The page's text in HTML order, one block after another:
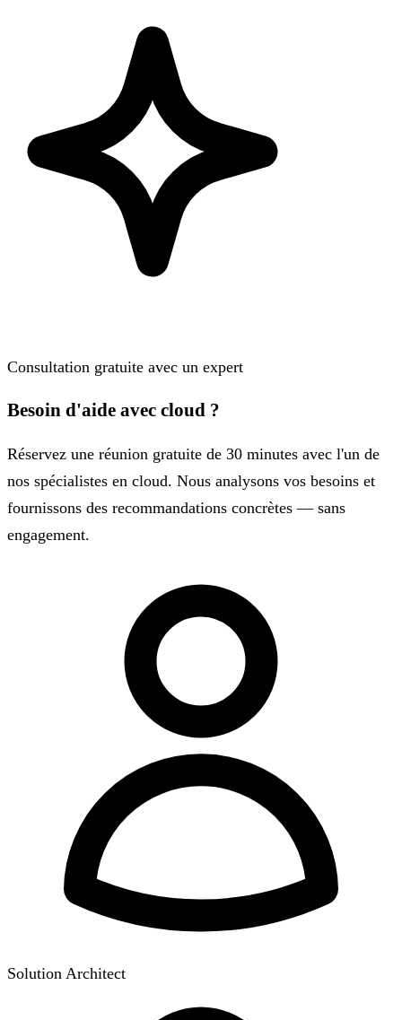
Consultation gratuite avec un expert
Besoin d'aide avec cloud ?
Réservez une réunion gratuite de 30 minutes avec l'un de
nos spécialistes en cloud. Nous analysons vos besoins et
fournissons des recommandations concrètes — sans
engagement.
Solution Architect